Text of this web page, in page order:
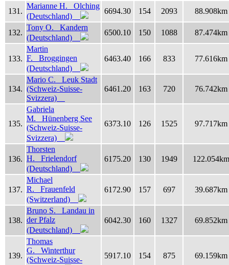
131.
Marianne H. Olching
(Deutschland)
6694.30 154 2093 88.908km
132.
Tony O. Kandern
(Deutschland)
6500.10 150 1088 87.474km
133.
Martin
F. Broggingen
(Deutschland)
6463.40 166 833 77.616km
134.
Mario C. Leuk Stadt
(Schweiz-Suisse-
Svizzera)
6461.20 163 720 76.742km
135.
Gabriela
M. Hünenberg See
(Schweiz-Suisse-
Svizzera)
6373.10 126 1525 97.717km
136.
Thorsten
H. Frielendorf
(Deutschland)
6175.20 130 1949 122.054km
137.
Michael
R. Frauenfeld
(Switzerland)
6172.90 157 697 39.687km
138.
Bruno S. Landau in
der Pfalz
(Deutschland)
6042.30 160 1327 69.852km
139.
Thomas
G. Winterthur
(Schweiz-Suisse-
5917.10 154 875 69.159km